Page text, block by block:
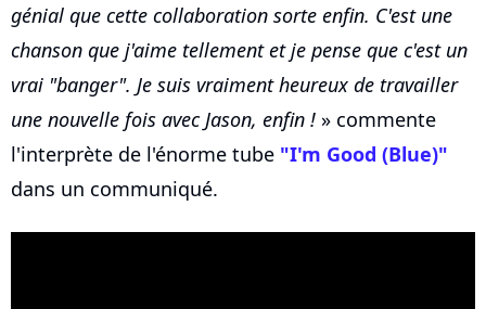
génial que cette collaboration sorte enfin. C'est une
chanson que j'aime tellement et je pense que c'est un
vrai "banger". Je suis vraiment heureux de travailler
une nouvelle fois avec Jason, enfin ! » commente
l'interprète de l'énorme tube "I'm Good (Blue)"
dans un communiqué.